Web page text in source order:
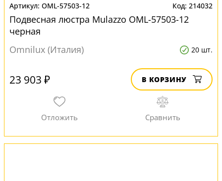
OML-57503-12 214032
Подвесная люстра Mulazzo OML-57503-12
черная
Omnilux (Италия)
20 шт.
23 903 ₽ В КОРЗИНУ